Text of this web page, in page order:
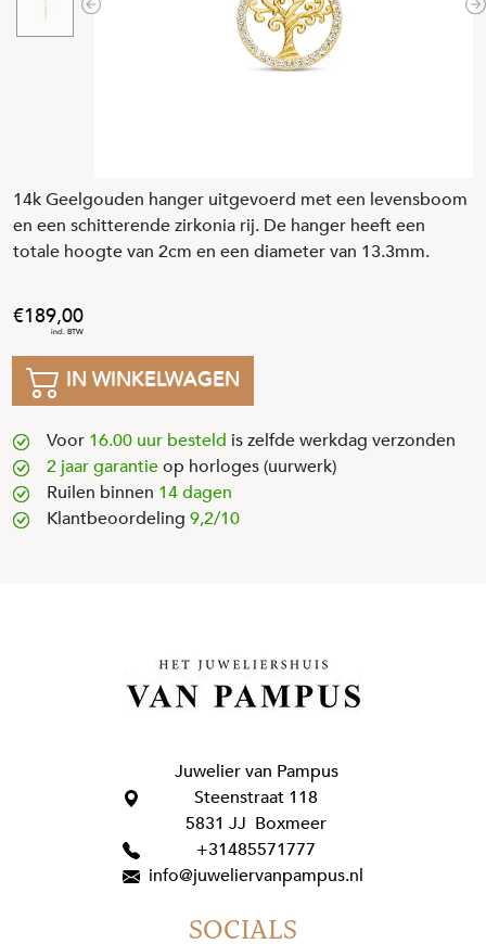
Previous
14k Geelgouden hanger uitgevoerd met een levensboom
en een schitterende zirkonia rij. De hanger heeft een
totale hoogte van 2cm en een diameter van 13.3mm.
189,00
IN WINKELWAGEN
Voor 16.00 uur besteld is zelfde werkdag verzonden
2 jaar garantieop horloges (uurwerk)
Ruilen binnen 14 dagen
Klantbeoordeling 9,2/10
Juwelier van Pampus
Steenstraat 118
5831 JJ Boxmeer
+31485571777
info@juweliervanpampus.nl
SOCIALS